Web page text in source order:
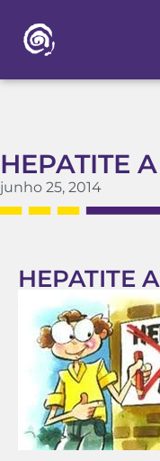
HEPATITE A
junho 25, 2014
HEPATITE A